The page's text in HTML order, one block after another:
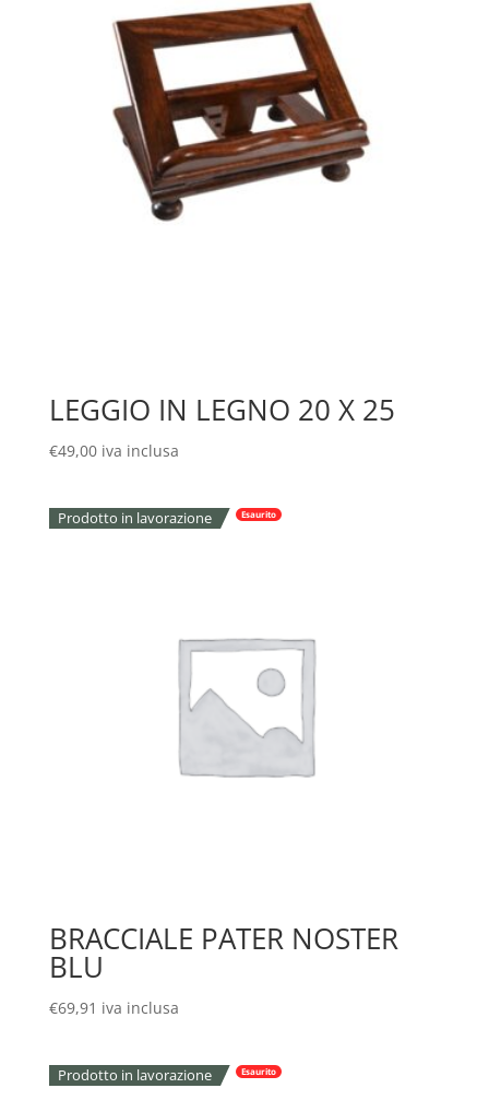
LEGGIO IN LEGNO 20 X 25
€49,00 iva inclusa
Prodotto in lavorazione Esaurito
BRACCIALE PATER NOSTER
BLU
€69,91 iva inclusa
Prodotto in lavorazione Esaurito